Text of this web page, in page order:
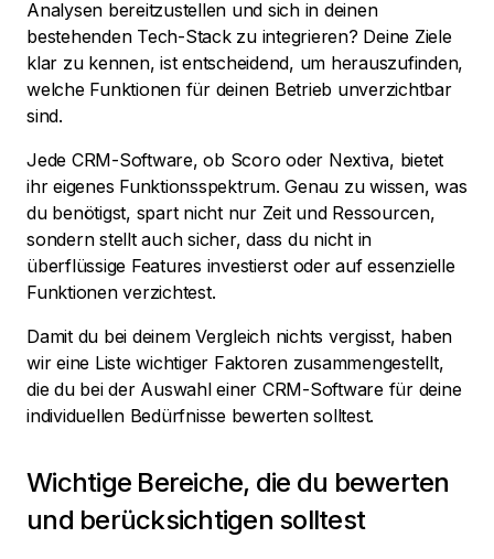
Analysen bereitzustellen und sich in deinen
bestehenden Tech-Stack zu integrieren? Deine Ziele
klar zu kennen, ist entscheidend, um herauszufinden,
welche Funktionen für deinen Betrieb unverzichtbar
sind.
Jede CRM-Software, ob Scoro oder Nextiva, bietet
ihr eigenes Funktionsspektrum. Genau zu wissen, was
du benötigst, spart nicht nur Zeit und Ressourcen,
sondern stellt auch sicher, dass du nicht in
überflüssige Features investierst oder auf essenzielle
Funktionen verzichtest.
Damit du bei deinem Vergleich nichts vergisst, haben
wir eine Liste wichtiger Faktoren zusammengestellt,
die du bei der Auswahl einer CRM-Software für deine
individuellen Bedürfnisse bewerten solltest.
Wichtige Bereiche, die du bewerten
und berücksichtigen solltest